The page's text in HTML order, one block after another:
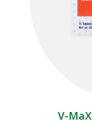
V-